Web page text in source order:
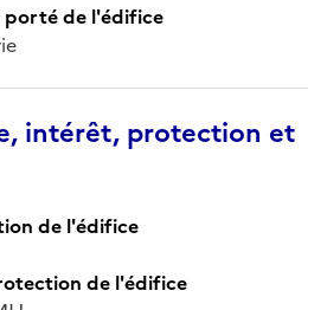
porté de l'édifice
intérêt, protection et
de l'édifice
de l'édifice